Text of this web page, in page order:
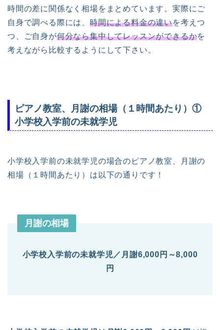
時間の差に関係なく相場をまとめています。実際にご
自身で調べる際には、 時間による料金の違いを考えつ
つ、ご自身が何分なら集中してレッスンができるかを
考えながら比較するようにして下さい。
ピアノ教室、月謝の相場（１時間あたり）①
小学校入学前の未就学児
小学校入学前の未就学児の場合のピアノ教室、月謝の
相場（１時間あたり）は以下の通りです！
月謝の相場
小学校入学前の未就学児／月謝6,000円～8,000
円